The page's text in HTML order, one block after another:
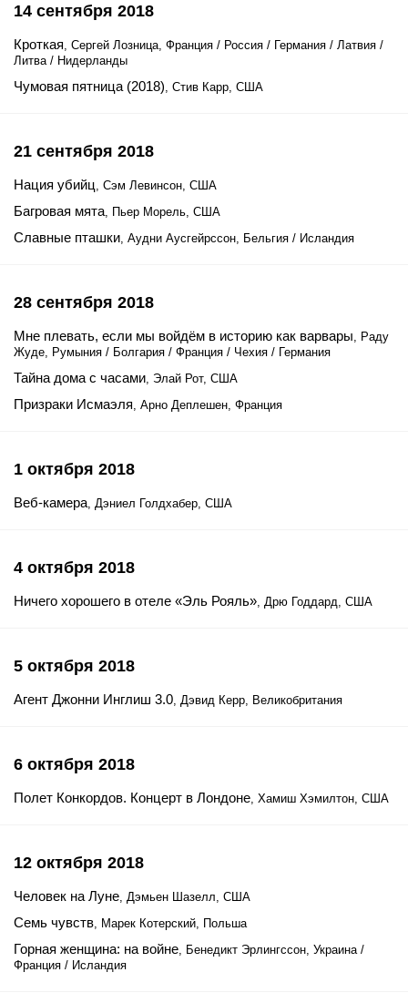
14 сентября 2018
Кроткая, Сергей Лозница, Франция / Россия / Германия / Латвия /
Литва / Нидерланды
Чумовая пятница (2018), Стив Карр, США
21 сентября 2018
Нация убийц, Сэм Левинсон, США
Багровая мята, Пьер Морель, США
Славные пташки, Аудни Аусгейрссон, Бельгия / Исландия
28 сентября 2018
Мне плевать, если мы войдём в историю как варвары, Раду
Жуде, Румыния / Болгария / Франция / Чехия / Германия
Тайна дома с часами, Элай Рот, США
Призраки Исмаэля, Арно Деплешен, Франция
1 октября 2018
Веб-камера, Дэниел Голдхабер, США
4 октября 2018
Ничего хорошего в отеле «Эль Рояль», Дрю Годдард, США
5 октября 2018
Агент Джонни Инглиш 3.0, Дэвид Керр, Великобритания
6 октября 2018
Полет Конкордов. Концерт в Лондоне, Хамиш Хэмилтон, США
12 октября 2018
Человек на Луне, Дэмьен Шазелл, США
Семь чувств, Марек Котерский, Польша
Горная женщина: на войне, Бенедикт Эрлингссон, Украина /
Франция / Исландия